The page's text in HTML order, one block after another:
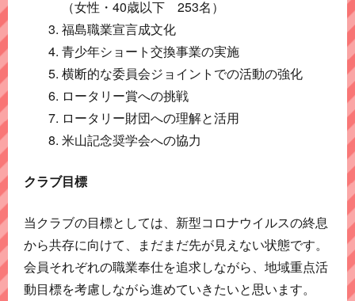
（女性・40歳以下 253名）
福島職業宣言成文化
青少年ショート交換事業の実施
横断的な委員会ジョイントでの活動の強化
ロータリー賞への挑戦
ロータリー財団への理解と活用
米山記念奨学会への協力
クラブ目標
当クラブの目標としては、新型コロナウイルスの終息
から共存に向けて、まだまだ先が見えない状態です。
会員それぞれの職業奉仕を追求しながら、地域重点活
動目標を考慮しながら進めていきたいと思います。